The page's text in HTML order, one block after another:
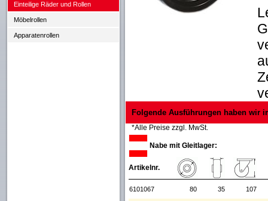
Einteilige Räder und Rollen
Möbelrollen
Apparatenrollen
Folgende Ausführungen haben wir
*Alle Preise zzgl. MwSt.
Nabe mit Gleitlager:
Artikelnr.
6101067 80 35 107